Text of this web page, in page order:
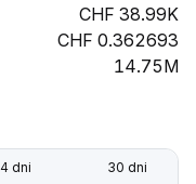
38.99K
0.362693
14.75M
dni 30 dni